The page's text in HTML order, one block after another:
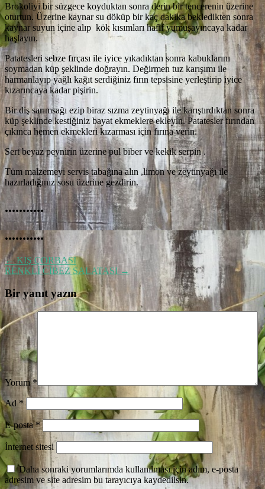
Brokoliyi bir süzgece koyduktan sonra derin bir tencerenin üzerine
oturtun. Üzerine kaynar su döküp bir kaç dakika bekledikten sonra
kaynar suyun içine alıp kök kısımları hafif yumuşayıncaya kadar
haşlayın.
Patatesleri sebze fırçası ile iyice yıkadıktan sonra kabuklarını
soymadan küp şeklinde doğrayın. Değirmen tuz karışımı ile
harmanlayıp yağlı kağıt serdiğiniz fırın tepsisine yerleştirip iyice
kızarıncaya kadar pişirin.
Bir diş sarımsağı ezip biraz sızma zeytinyağı ile karıştırdıktan sonra
küp şeklinde kestiğiniz bayat ekmeklere ekleyin. Patatesler fırından
çıkınca hemen ekmekleri kızarması için fırına verin.
Sert beyaz peynirin üzerine pul biber ve kekik serpin .
Tüm malzemeyi servis tabağına alın ,limon ve zeytinyağı ile
hazırladığınız sosu üzerine gezdirin.
...........
...........
←KIŞ ÇORBASI
RENKLİ CİBEZ SALATASI →
Bir yanıt yazın
Yorum*
Ad*
E-posta*
İnternet sitesi
Daha sonraki yorumlarımda kullanılması için adım, e-posta
adresim ve site adresim bu tarayıcıya kaydedilsin.